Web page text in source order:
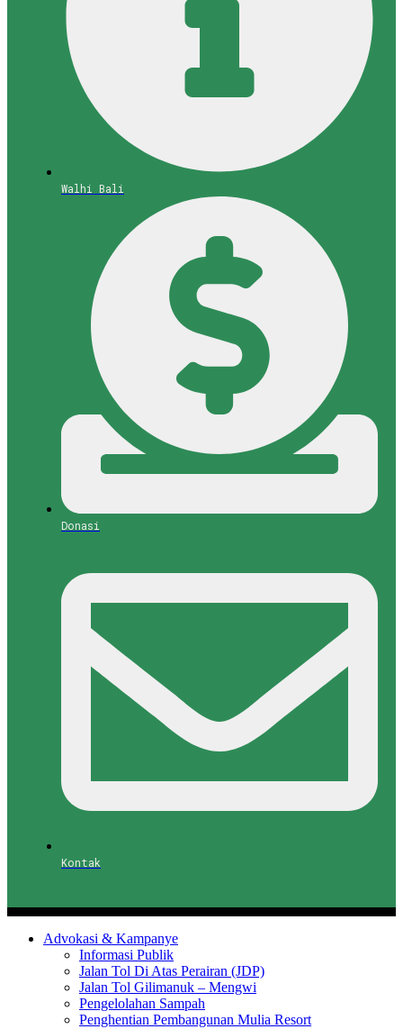
Walhi Bali
Donasi
Kontak
Advokasi & Kampanye
Informasi Publik
Jalan Tol Di Atas Perairan (JDP)
Jalan Tol Gilimanuk – Mengwi
Pengelolahan Sampah
Penghentian Pembangunan Mulia Resort